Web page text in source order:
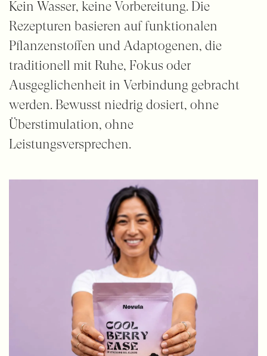
Kein Wasser, keine Vorbereitung. Die
Rezepturen basieren auf funktionalen
Pflanzenstoffen und Adaptogenen, die
traditionell mit Ruhe, Fokus oder
Ausgeglichenheit in Verbindung gebracht
werden. Bewusst niedrig dosiert, ohne
Überstimulation, ohne
Leistungsversprechen.